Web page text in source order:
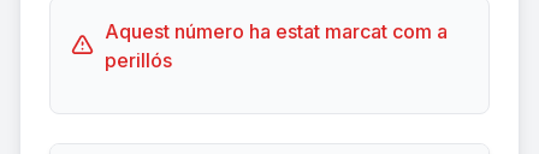
Aquest número ha estat marcat com a
perillós